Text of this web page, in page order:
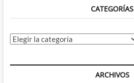
llegan
fin
a
CATEGORÍAS
Categorías
ARCHIVOS